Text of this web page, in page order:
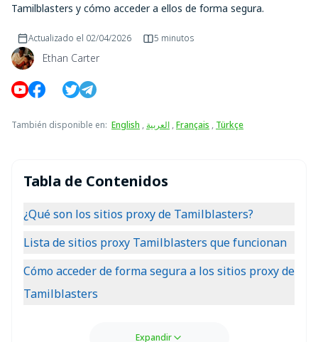
Tamilblasters y cómo acceder a ellos de forma segura.
Ethan Carter
Actualizado el 02/04/2026 5 minutos
También disponible en: English , العربية ,Français , Türkçe
Tabla de Contenidos
¿Qué son los sitios proxy de Tamilblasters?
Lista de sitios proxy Tamilblasters que funcionan
Cómo acceder de forma segura a los sitios proxy de
Tamilblasters
Expandir